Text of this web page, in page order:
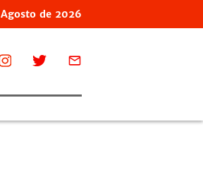
Agosto de 2026